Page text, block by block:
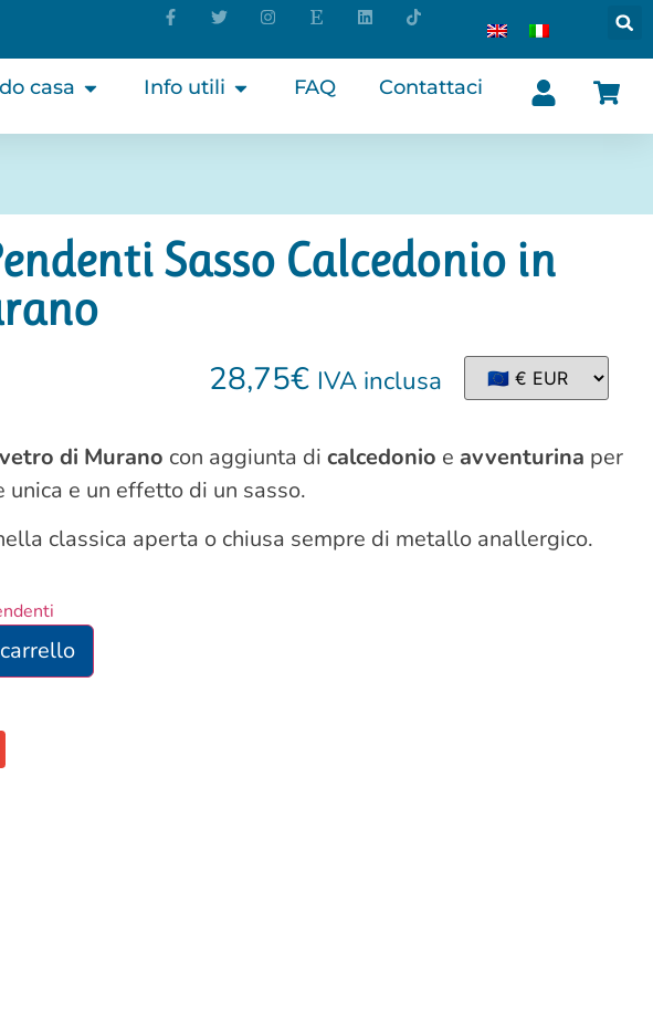
casa Info utili FAQ Contattaci
Sasso Calcedonio in
28,75€ IVA inclusa
di Murano con aggiunta di calcedonio e avventurina per
unica e un effetto di un sasso.
classica aperta o chiusa sempre di metallo anallergico.